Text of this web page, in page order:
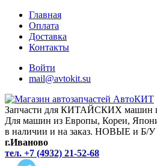
Главная
Оплата
Доставка
Контакты
Войти
mail@avtokit.su
Запчасти для КИТАЙСКИХ
Для машин из Европы, Кореи,
в наличии и на заказ. НОВЫЕ и Б/У
г.Иваново
тел. +7 (4932) 21-52-68